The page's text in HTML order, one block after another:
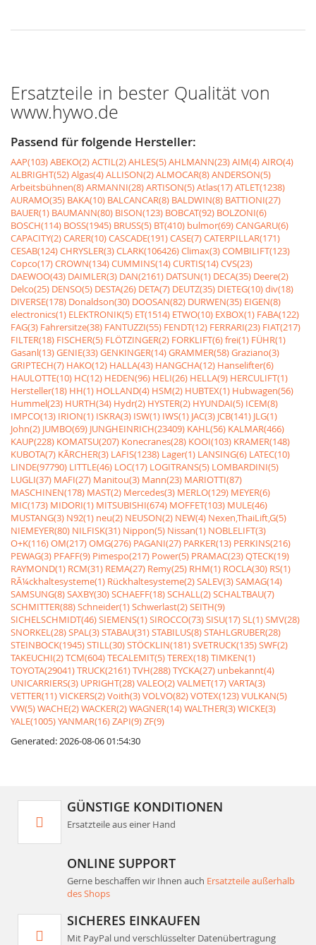
Ersatzteile in bester Qualität von
www.hywo.de
Passend für folgende Hersteller:
AAP(103)ABEKO(2)ACTIL(2)AHLES(5)AHLMANN(23)AIM(4)AIRO(4)
ALBRIGHT(52)Algas(4)ALLISON(2)ALMOCAR(8)ANDERSON(5)
Arbeitsbühnen(8)ARMANNI(28)ARTISON(5)Atlas(17)ATLET(1238)
AURAMO(35) BAKA(10) BALCANCAR(8) BALDWIN(8) BATTIONI(27)
BAUER(1) BAUMANN(80) BISON(123) BOBCAT(92) BOLZONI(6)
BOSCH(114) BOSS(1945) BRUSS(5) BT(410) bulmor(69)CANGARU(6)
CAPACITY(2)CARER(10)CASCADE(191)CASE(7)CATERPILLAR(171)
CESAB(124)CHRYSLER(3)CLARK(106426)Climax(3)COMBILIFT(123)
Copco(17)CROWN(134)CUMMINS(14)CURTIS(14)CVS(23)
DAEWOO(43) DAIMLER(3) DAN(2161) DATSUN(1) DECA(35) Deere(2)
Delco(25) DENSO(5) DESTA(26) DETA(7) DEUTZ(35) DIETEG(10)div(18)
DIVERSE(178) Donaldson(30) DOOSAN(82) DURWEN(35) EIGEN(8)
electronics(1) ELEKTRONIK(5) ET(1514) ETWO(10) EXBOX(1) FABA(122)
FAG(3) Fahrersitze(38) FANTUZZI(55) FENDT(12) FERRARI(23) FIAT(217)
FILTER(18) FISCHER(5) FLÖTZINGER(2) FORKLIFT(6)frei(1) FÜHR(1)
Gasanl(13)GENIE(33)GENKINGER(14)GRAMMER(58)Graziano(3)
GRIPTECH(7) HAKO(12) HALLA(43) HANGCHA(12) Hanselifter(6)
HAULOTTE(10) HC(12) HEDEN(96) HELI(26) HELLA(9) HERCULIFT(1)
Hersteller(18) HH(1) HOLLAND(4) HSM(2) HUBTEX(1) Hubwagen(56)
Hummel(23) HURTH(34) Hydr(2) HYSTER(2) HYUNDAI(5) ICEM(8)
IMPCO(13) IRION(1) ISKRA(3) ISW(1) IWS(1) JAC(3) JCB(141) JLG(1)
John(2) JUMBO(69) JUNGHEINRICH(23409) KAHL(56) KALMAR(466)
KAUP(228) KOMATSU(207) Konecranes(28) KOOI(103) KRAMER(148)
KUBOTA(7) KÃRCHER(3) LAFIS(1238) Lager(1) LANSING(6) LATEC(10)
LINDE(97790) LITTLE(46) LOC(17) LOGITRANS(5) LOMBARDINI(5)
LUGLI(37) MAFI(27) Manitou(3) Mann(23) MARIOTTI(87)
MASCHINEN(178) MAST(2) Mercedes(3) MERLO(129) MEYER(6)
MIC(173) MIDORI(1) MITSUBISHI(674) MOFFET(103) MULE(46)
MUSTANG(3) N92(1) neu(2) NEUSON(2) NEW(4) Nexen,ThaiLift,G(5)
NIEMEYER(80) NILFISK(31) Nippon(5) Nissan(1) NOBLELIFT(3)
O+K(116)OM(217)OMG(276) PAGANI(27) PARKER(13) PERKINS(216)
PEWAG(3) PFAFF(9) Pimespo(217) Power(5) PRAMAC(23)QTECK(19)
RAYMOND(1) RCM(31) REMA(27) Remy(25) RHM(1) ROCLA(30) RS(1)
RÃ¼ckhaltesysteme(1) Rückhaltesysteme(2)SALEV(3)SAMAG(14)
SAMSUNG(8)SAXBY(30)SCHAEFF(18)SCHALL(2)SCHALTBAU(7)
SCHMITTER(88)Schneider(1)Schwerlast(2)SEITH(9)
SICHELSCHMIDT(46)SIEMENS(1)SIROCCO(73)SISU(17)SL(1)SMV(28)
SNORKEL(28)SPAL(3)STABAU(31)STABILUS(8)STAHLGRUBER(28)
STEINBOCK(1945)STILL(30)STÖCKLIN(181)SVETRUCK(135)SWF(2)
TAKEUCHI(2)TCM(604)TECALEMIT(5)TEREX(18)TIMKEN(1)
TOYOTA(29041)TRUCK(2161)TVH(288)TYCKA(27) unbekannt(4)
UNICARRIERS(3) UPRIGHT(28)VALEO(2)VALMET(17)VARTA(3)
VETTER(11)VICKERS(2)Voith(3)VOLVO(82)VOTEX(123)VULKAN(5)
VW(5)WACHE(2)WACKER(2)WAGNER(14)WALTHER(3)WICKE(3)
YALE(1005)YANMAR(16)ZAPI(9)ZF(9)
Generated: 2026-08-06 01:54:30
GÜNSTIGE KONDITIONEN
Ersatzteile aus einer Hand
ONLINE SUPPORT
Gerne beschaffen wir Ihnen auch Ersatzteile außerhalb
des Shops
SICHERES EINKAUFEN
Mit PayPal und verschlüsselter Datenübertragung